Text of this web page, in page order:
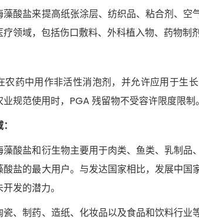
酸盐来提高纸张涂层、纺织品、粘合剂、
领域，包括伤口敷料、外科植入物、药物制
农药中用作非活性消泡剂，并允许应用于生
规范使用时，PGA 残留物不受容许限度限制。
酸盐和衍生物主要用于肉类、鱼类、乳制品
盐的最大用户。与发达国家相比，发展中国
发的潜力。
瓷、制药、造纸、化妆品以及食品和饮料行